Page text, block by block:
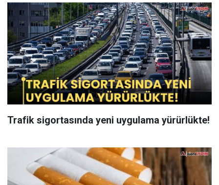
Trafik sigortasında yeni uygulama yürürlükte!